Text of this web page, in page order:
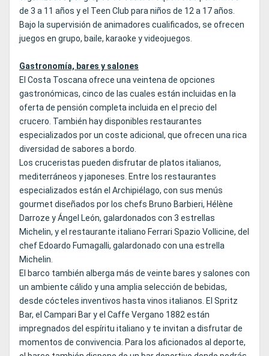
de 3 a 11 años y el Teen Club para niños de 12 a 17 años.
Bajo la supervisión de animadores cualificados, se ofrecen
juegos en grupo, baile, karaoke y videojuegos.
Gastronomía, bares y salones
El Costa Toscana ofrece una veintena de opciones
gastronómicas, cinco de las cuales están incluidas en la
oferta de pensión completa incluida en el precio del
crucero. También hay disponibles restaurantes
especializados por un coste adicional, que ofrecen una rica
diversidad de sabores a bordo.
Los cruceristas pueden disfrutar de platos italianos,
mediterráneos y japoneses. Entre los restaurantes
especializados están el Archipiélago, con sus menús
gourmet diseñados por los chefs Bruno Barbieri, Hélène
Darroze y Ángel León, galardonados con 3 estrellas
Michelin, y el restaurante italiano Ferrari Spazio Vollicine, del
chef Edoardo Fumagalli, galardonado con una estrella
Michelin.
El barco también alberga más de veinte bares y salones con
un ambiente cálido y una amplia selección de bebidas,
desde cócteles inventivos hasta vinos italianos. El Spritz
Bar, el Campari Bar y el Caffe Vergano 1882 están
impregnados del espíritu italiano y te invitan a disfrutar de
momentos de convivencia. Para los aficionados al deporte,